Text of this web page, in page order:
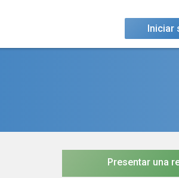
Iniciar
Presentar una